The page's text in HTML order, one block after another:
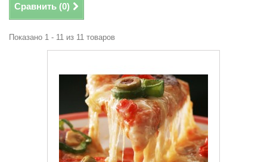
Сравнить (0)
Показано 1 - 11 из 11 товаров